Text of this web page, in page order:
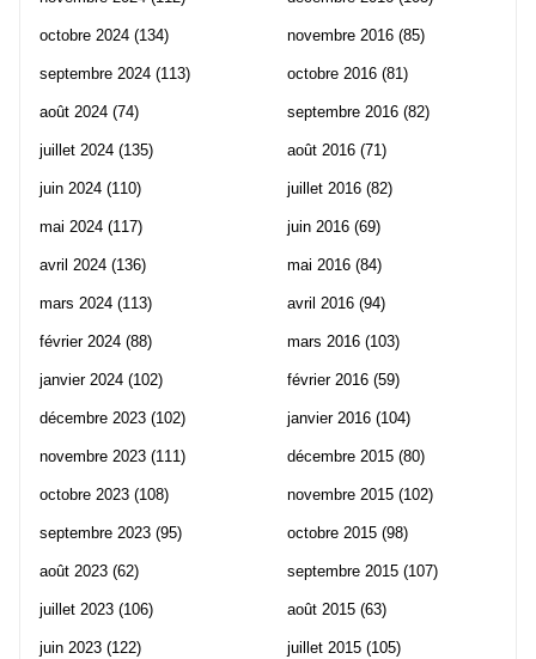
octobre 2024 (134)
septembre 2024 (113)
août 2024 (74)
juillet 2024 (135)
juin 2024 (110)
mai 2024 (117)
avril 2024 (136)
mars 2024 (113)
février 2024 (88)
janvier 2024 (102)
décembre 2023 (102)
novembre 2023 (111)
octobre 2023 (108)
septembre 2023 (95)
août 2023 (62)
juillet 2023 (106)
juin 2023 (122)
novembre 2016 (85)
octobre 2016 (81)
septembre 2016 (82)
août 2016 (71)
juillet 2016 (82)
juin 2016 (69)
mai 2016 (84)
avril 2016 (94)
mars 2016 (103)
février 2016 (59)
janvier 2016 (104)
décembre 2015 (80)
novembre 2015 (102)
octobre 2015 (98)
septembre 2015 (107)
août 2015 (63)
juillet 2015 (105)